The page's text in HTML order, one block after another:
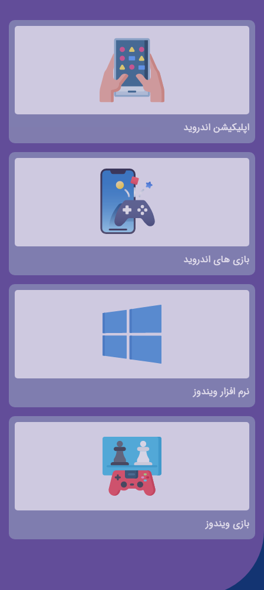
اپلیکیشن اندروید
بازی های اندروید
نرم افزار ویندوز
بازی ویندوز